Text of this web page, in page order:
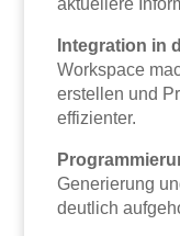
aktuellere
Integration in
Workspace
erstellen und
effizienter.
Generierung
deutlich